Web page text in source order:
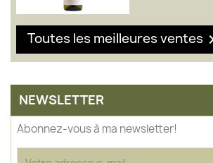
Toutes les meilleures ventes
NEWSLETTER
Abonnez-vous à ma newsletter!